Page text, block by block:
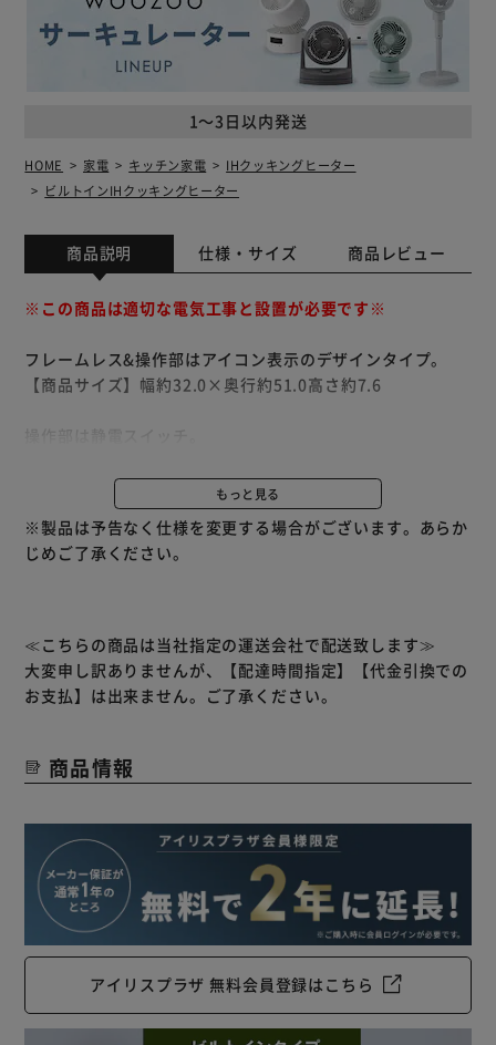
1～3日以内発送
HOME 家電 キッチン家電
IHクッキングヒーター
ビルトインIHクッキングヒーター
商品説明 仕様・サイズ 商品レビュー
※この商品は適切な電気工事と設置が必要です※
フレームレス&操作部はアイコン表示のデザインタイプ。
【商品サイズ】幅約32.0×奥行約51.0高さ約7.6
デザイン性に優れたアイコン表示。
一目でわかりやすくデザイン性も向上しています。
ます。
◆なべなし検知機能／小物検知機能
した場合、エラーを表示して加熱を停止します。
◆内部回路過熱防止機能
内部の温度が上がるとランプが点滅して加熱を停止します。
電源を切り、本体が冷えるのを待ってから使用してくださ
い。
トッププレートの温度が上がると、エラーを表示して加熱を
停止します。
もっと見る
※製品は予告なく仕様を変更する場合がございます。あらか
じめご了承ください。
≪こちらの商品は当社指定の運送会社で配送致します≫
大変申し訳ありませんが、【配達時間指定】【代金引換での
お支払】は出来ません。ご了承ください。
商品情報
アイリスプラザ 無料会員登録はこちら